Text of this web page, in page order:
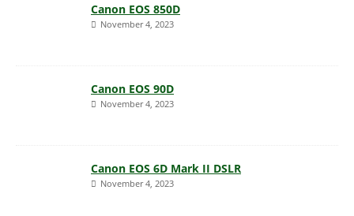
Canon EOS 850D
November 4, 2023
Canon EOS 90D
November 4, 2023
Canon EOS 6D Mark II DSLR
November 4, 2023